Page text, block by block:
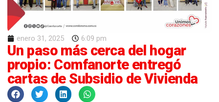
enero 31, 2025 6:09 pm
Un paso más cerca del hogar
propio: Comfanorte entregó
cartas de Subsidio de Vivienda